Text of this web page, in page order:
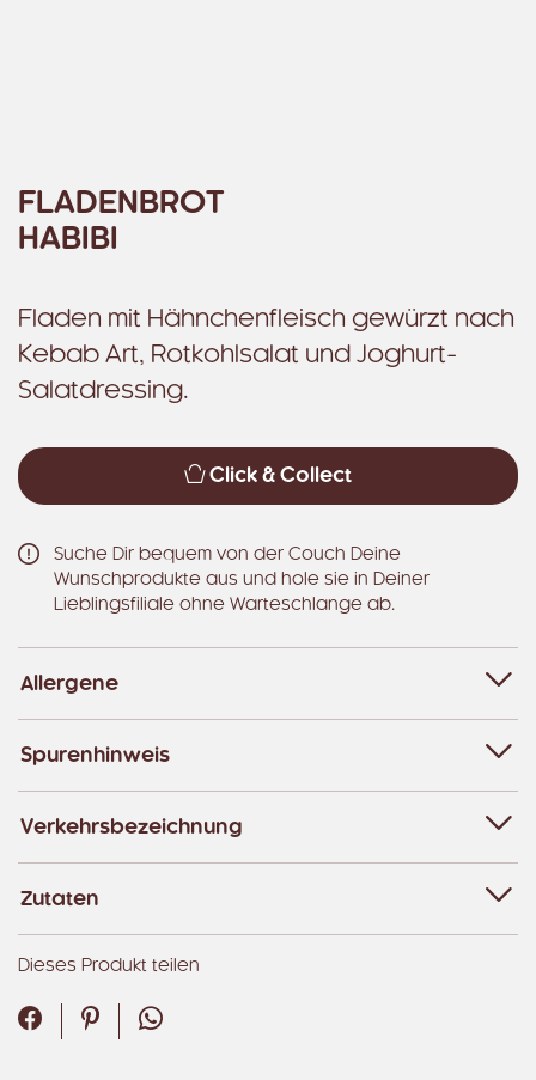
FLADENBROT
HABIBI
Fladen mit Hähnchenfleisch gewürzt nach
Kebab Art, Rotkohlsalat und Joghurt-
Salatdressing.
Click & Collect
Suche Dir bequem von der Couch Deine
Wunschprodukte aus und hole sie in Deiner
Lieblingsfiliale ohne Warteschlange ab.
Allergene
Spurenhinweis
Verkehrsbezeichnung
Zutaten
Dieses Produkt teilen
Facebook
PinterestWhatsApp